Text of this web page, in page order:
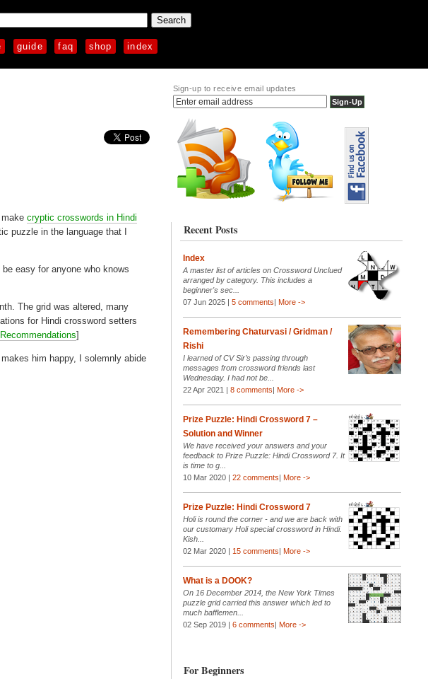
guide faq shop index
makecryptic crosswords in Hindi
puzzle in the language that I
easy for anyone who knows
The grid was altered, many
for Hindi crossword setters
]
him happy, I solemnly abide
Sign-up to receive email updates
Recent Posts
Index
A master list of articles on Crossword Unclued
arranged by category. This includes a
beginner's sec...
07 Jun 2025 | 5 comments| More ->
Remembering Chaturvasi / Gridman /
Rishi
I learned of CV Sir’s passing through
messages from crossword friends last
Wednesday. I had not be...
22 Apr 2021 | 8 comments| More ->
Prize Puzzle: Hindi Crossword 7 –
Solution and Winner
We have received your answers and your
feedback to Prize Puzzle: Hindi Crossword 7. It
is time to g...
10 Mar 2020 | 22 comments| More ->
Prize Puzzle: Hindi Crossword 7
Holi is round the corner - and we are back with
our customary Holi special crossword in Hindi.
Kish...
02 Mar 2020 | 15 comments| More ->
What is a DOOK?
On 16 December 2014, the New York Times
puzzle grid carried this answer which led to
much bafflemen...
02 Sep 2019 | 6 comments| More ->
For Beginners